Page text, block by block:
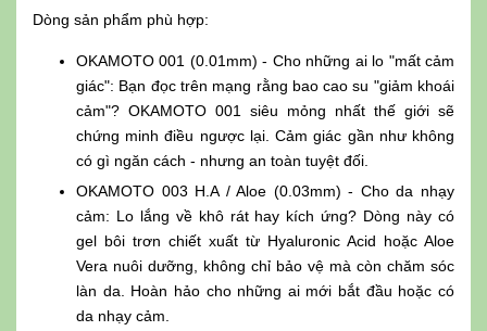
Dòng sản phẩm phù hợp:
OKAMOTO 001 (0.01mm) - Cho những ai lo "mất cảm
giác": Bạn đọc trên mạng rằng bao cao su "giảm khoái
cảm"? OKAMOTO 001 siêu mỏng nhất thế giới sẽ
chứng minh điều ngược lại. Cảm giác gần như không
có gì ngăn cách - nhưng an toàn tuyệt đối.
OKAMOTO 003 H.A / Aloe (0.03mm) - Cho da nhạy
cảm: Lo lắng về khô rát hay kích ứng? Dòng này có
gel bôi trơn chiết xuất từ Hyaluronic Acid hoặc Aloe
Vera nuôi dưỡng, không chỉ bảo vệ mà còn chăm sóc
làn da. Hoàn hảo cho những ai mới bắt đầu hoặc có
da nhạy cảm.